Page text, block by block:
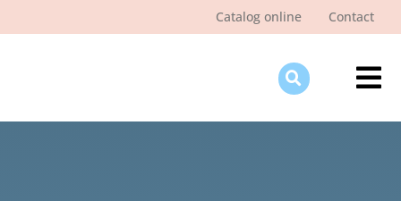
Catalog online Contact